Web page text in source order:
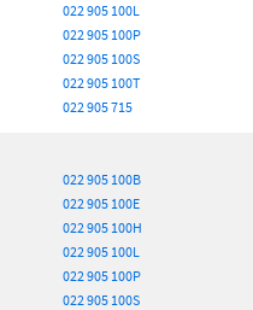
022 905 100L
022 905 100P
022 905 100S
022 905 100T
022 905 715
022 905 100B
022 905 100E
022 905 100H
022 905 100L
022 905 100P
022 905 100S